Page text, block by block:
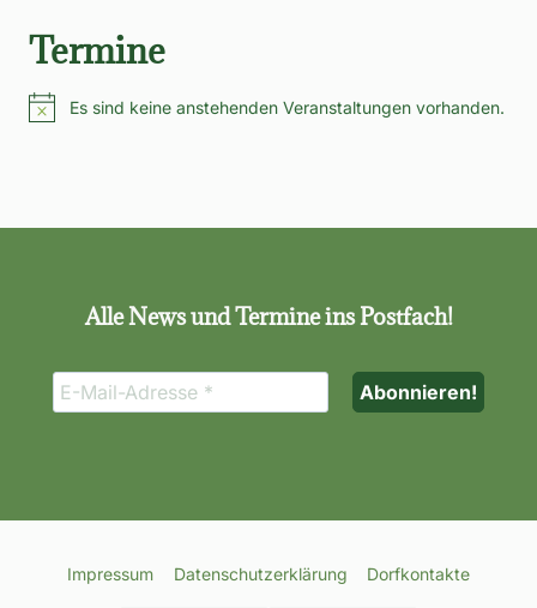
Termine
HinweisEs sind keine anstehenden Veranstaltungen vorhanden.
Alle News und Termine ins Postfach!
Impressum Datenschutzerklärung Dorfkontakte